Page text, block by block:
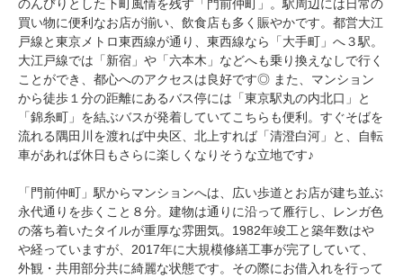
のんびりとした下町風情を残す「門前仲町」。駅周辺には日常の
買い物に便利なお店が揃い、飲食店も多く賑やかです。都営大江
戸線と東京メトロ東西線が通り、東西線なら「大手町」へ３駅。
大江戸線では「新宿」や「六本木」などへも乗り換えなしで行く
ことができ、都心へのアクセスは良好です◎ また、マンション
から徒歩１分の距離にあるバス停には「東京駅丸の内北口」と
「錦糸町」を結ぶバスが発着していてこちらも便利。すぐそばを
流れる隅田川を渡れば中央区、北上すれば「清澄白河」と、自転
車があれば休日もさらに楽しくなりそうな立地です♪
「門前仲町」駅からマンションへは、広い歩道とお店が建ち並ぶ
永代通りを歩くこと８分。建物は通りに沿って雁行し、レンガ色
の落ち着いたタイルが重厚な雰囲気。1982年竣工と築年数はや
や経っていますが、2017年に大規模修繕工事が完了していて、
外観・共用部分共に綺麗な状態です。その際にお借入れを行って